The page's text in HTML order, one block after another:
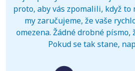
proto, aby vás zpomalili, když
my zaručujeme, že vaše
omezena. Žádné drobné písmo,
Pokud se tak stane,